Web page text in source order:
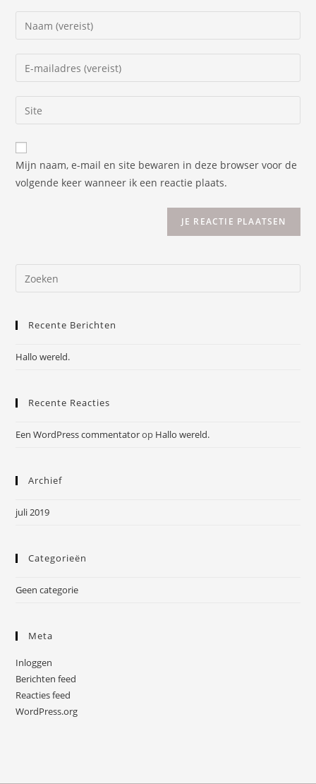
Vul
je
(gebruikers)naam
reageren
Vul
je
e-
mail
om
te
kunnen
Vul
je
website
URL
(optioneel)
Mijn naam, e-mail en site bewaren in deze browser voor de
volgende keer wanneer ik een reactie plaats.
Zoek
naar:
Recente Berichten
Hallo wereld.
Recente Reacties
Een WordPress commentatorop Hallo wereld.
Archief
juli 2019
Categorieën
Geen categorie
Meta
Inloggen
Berichten feed
Reacties feed
WordPress.org